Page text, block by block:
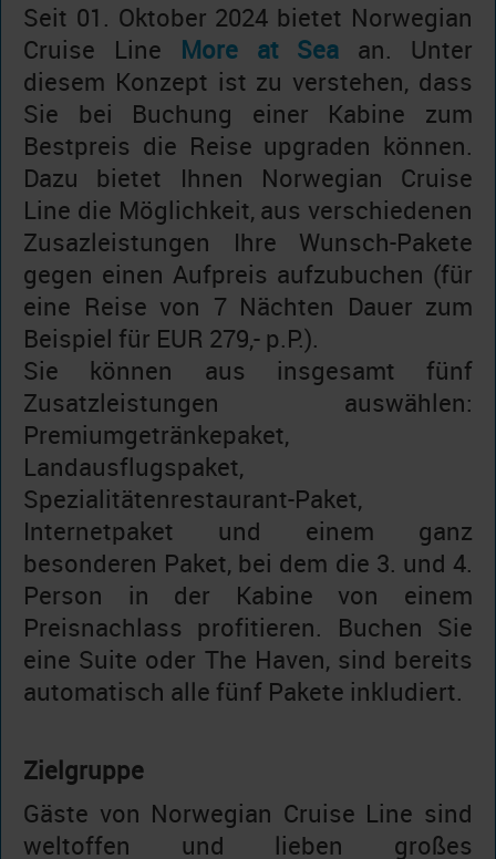
Seit 01. Oktober 2024 bietet Norwegian
Cruise Line More at Sea
an. Unter
diesem Konzept ist zu verstehen, dass
Sie bei Buchung einer Kabine zum
Bestpreis die Reise upgraden können.
Dazu bietet Ihnen Norwegian Cruise
Line die Möglichkeit, aus verschiedenen
Zusazleistungen Ihre Wunsch-Pakete
gegen einen Aufpreis aufzubuchen (für
eine Reise von 7 Nächten Dauer zum
Beispiel für EUR 279,- p.P.).
Sie können aus insgesamt fünf
Zusatzleistungen auswählen:
Premiumgetränkepaket,
Landausflugspaket,
Spezialitätenrestaurant-Paket,
Internetpaket und einem ganz
besonderen Paket, bei dem die 3. und 4.
Person in der Kabine von einem
Preisnachlass profitieren. Buchen Sie
eine Suite oder The Haven, sind bereits
automatisch alle fünf Pakete inkludiert.
Zielgruppe
Gäste von Norwegian Cruise Line sind
weltoffen und lieben großes